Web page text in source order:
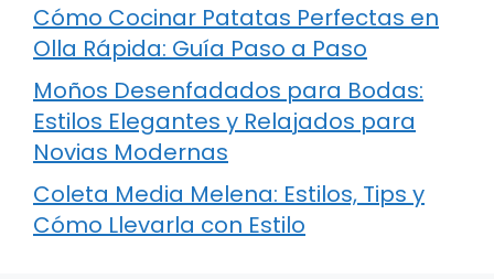
Cómo Cocinar Patatas Perfectas en
Olla Rápida: Guía Paso a Paso
Moños Desenfadados para Bodas:
Estilos Elegantes y Relajados para
Novias Modernas
Coleta Media Melena: Estilos, Tips y
Cómo Llevarla con Estilo